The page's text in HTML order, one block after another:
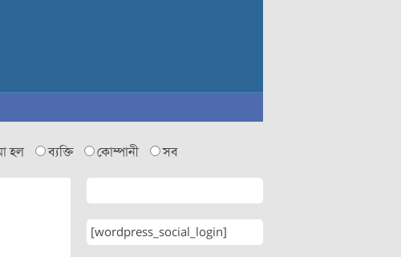
হল ব্যক্তি কোম্পানী সব
[wordpress_social_login]